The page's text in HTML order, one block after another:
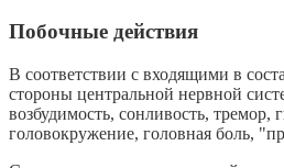
Побочные действия
В соответствии с входящими в
стороны центральной нервной
возбудимость, сонливость, тремор,
головокружение, головная боль,